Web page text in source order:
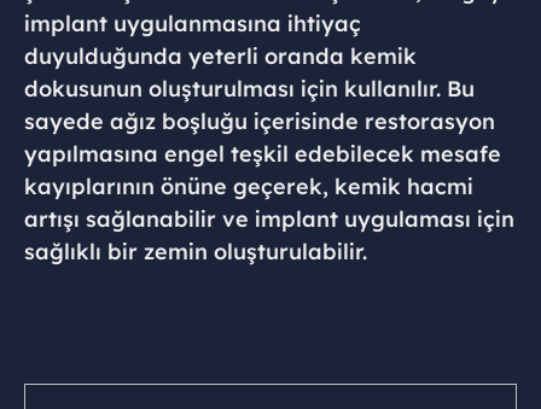
implant uygulanmasına ihtiyaç
duyulduğunda yeterli oranda kemik
dokusunun oluşturulması için kullanılır. Bu
sayede ağız boşluğu içerisinde restorasyon
yapılmasına engel teşkil edebilecek mesafe
kayıplarının önüne geçerek, kemik hacmi
artışı sağlanabilir ve implant uygulaması için
sağlıklı bir zemin oluşturulabilir.